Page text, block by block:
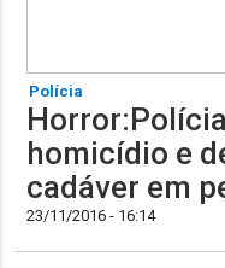
Polícia
homicídio e
cadáver em
23/11/2016 - 16:14